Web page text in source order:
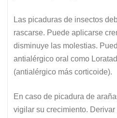
Las picaduras de insectos
rascarse. Puede aplicarse
disminuye las molestias.
antialérgico oral como
(antialérgico más corticoide).
En caso de picadura de
vigilar su crecimiento.